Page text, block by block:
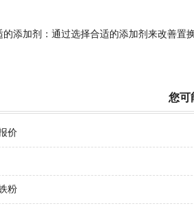
剂：通过选择合适的添加剂来改善置换
您可
价
粉